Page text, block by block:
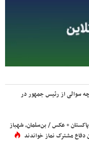
سوالی از رئیس جمهور در
+ عکس / بن‌سلمان، شهباز
مشترک نماز خواندند